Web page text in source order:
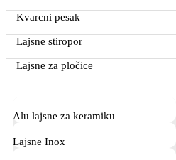
Kvarcni pesak
Lajsne stiropor
Lajsne za pločice
Alu lajsne za keramiku
Lajsne Inox